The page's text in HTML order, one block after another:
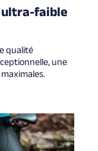
faible
qualité
une